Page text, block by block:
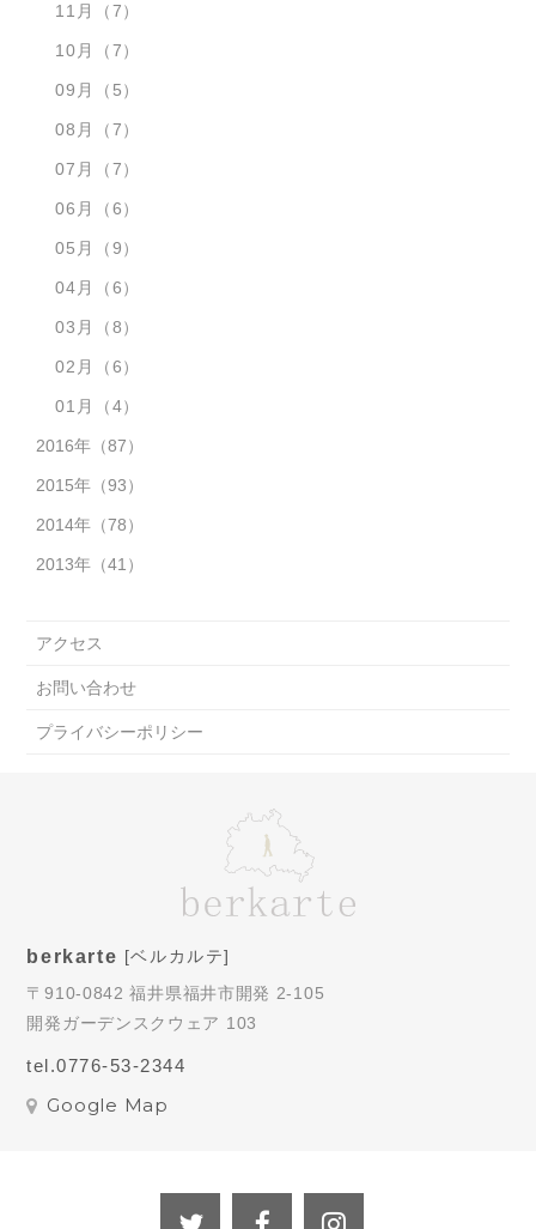
11月 （7）
10月 （7）
09月 （5）
08月 （7）
07月 （7）
06月 （6）
05月 （9）
04月 （6）
03月 （8）
02月 （6）
01月 （4）
2016年 （87）
2015年 （93）
2014年 （78）
2013年 （41）
アクセス
お問い合わせ
プライバシーポリシー
berkarte [ベルカルテ]
〒910-0842 福井県福井市開発 2-105
開発ガーデンスクウェア 103
tel.0776-53-2344
Google Map